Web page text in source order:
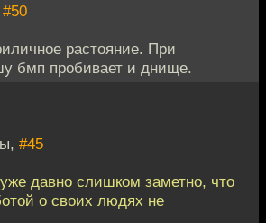
#50
растояние. При
бмп пробивает и днище.
#45
давно слишком заметно, что
о своих людях не